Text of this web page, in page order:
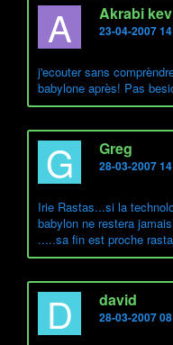
A Akrabi
23-04-2007
j'ecouter sans
babylone après! Pas
G Greg
28-03-2007
Irie Rastas...si la
babylon ne restera
.....sa fin est proche
D david
28-03-2007